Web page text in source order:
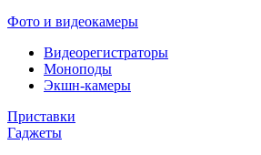
Фото и видеокамеры
Видеорегистраторы
Моноподы
Экшн-камеры
Приставки
Гаджеты